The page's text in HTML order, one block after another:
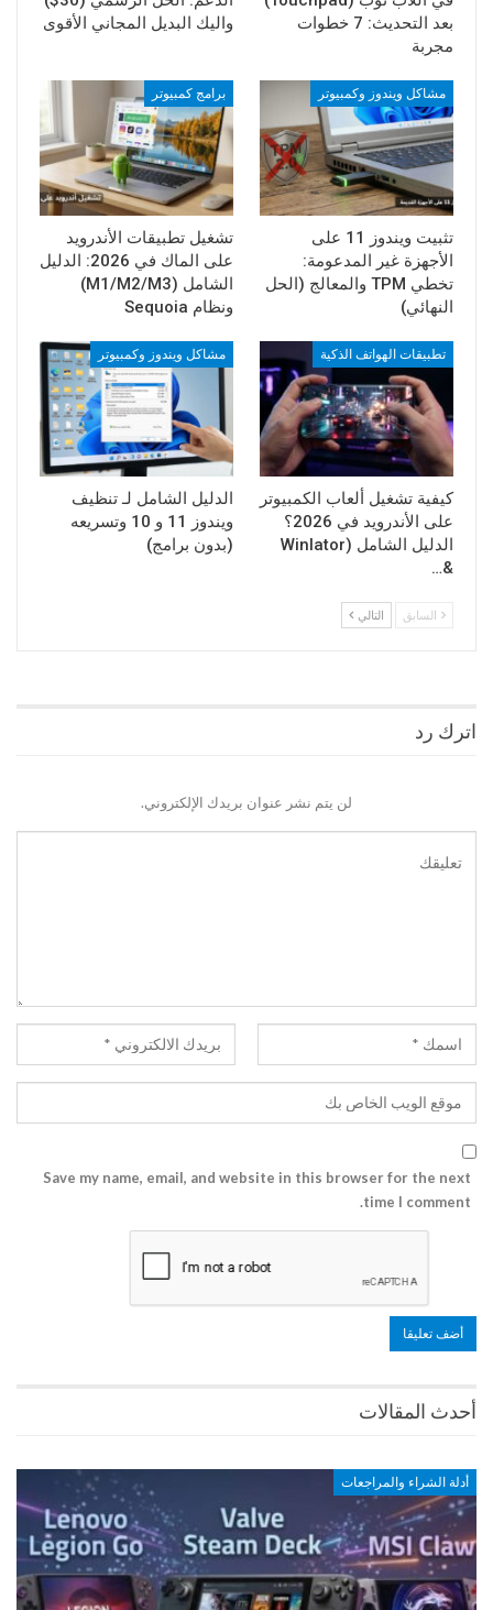
بعد التحديث: 7 خطوات
مجربة
واليك البديل المجاني الأقوى
مشاكل ويندوز وكمبيوتر
تثبيت ويندوز 11 على
الأجهزة غير المدعومة:
تخطي TPM والمعالج (الحل
النهائي)
برامج كمبيوتر
تشغيل تطبيقات الأندرويد
على الماك في 2026: الدليل
الشامل (M1/M2/M3)
ونظام Sequoia
تطبيقات الهواتف الذكية
كيفية تشغيل ألعاب الكمبيوتر
على الأندرويد في 2026؟
الدليل الشامل (Winlator
&…
مشاكل ويندوز وكمبيوتر
الدليل الشامل لـ تنظيف
ويندوز 11 و 10 وتسريعه
(بدون برامج)
السابق التالي
اترك رد
لن يتم نشر عنوان بريدك الإلكتروني.
Save my name, email, and website in this browser for the next
time I comment.
أحدث المقالات
أدلة الشراء والمراجعات